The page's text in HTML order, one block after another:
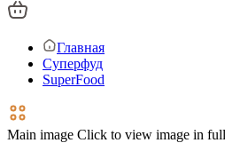
Главная
Суперфуд
SuperFood
Main image Click to view image in